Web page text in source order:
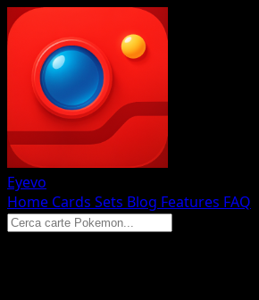
Eyevo
Home Cards Sets Blog Features FAQ